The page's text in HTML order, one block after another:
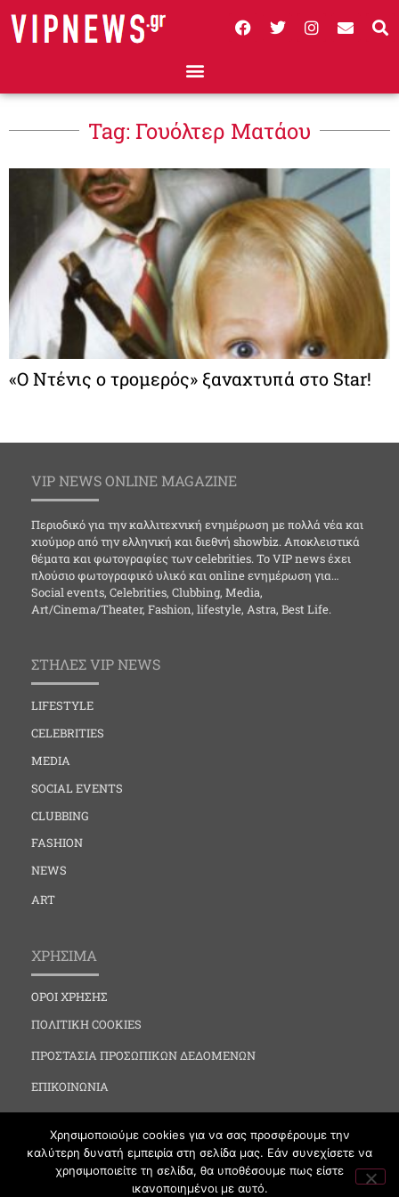
Tag: Γουόλτερ Ματάου
«Ο Ντένις ο τρομερός» ξαναχτυπά στο Star!
VIP NEWS ONLINE MAGAZINE
Περιοδικό για την καλλιτεχνική ενημέρωση με πολλά νέα και
χιούμορ από την ελληνική και διεθνή showbiz. Αποκλειστικά
θέματα και φωτογραφίες των celebrities. Το VIP news έχει
πλούσιο φωτογραφικό υλικό και online ενημέρωση για…
Social events, Celebrities, Clubbing, Media,
Art/Cinema/Theater, Fashion, lifestyle, Astra, Best Life.
ΣΤΗΛΕΣ VIP NEWS
LIFESTYLE
CELEBRITIES
MEDIA
SOCIAL EVENTS
CLUBBING
FASHION
NEWS
ART
ΧΡΗΣΙΜΑ
ΟΡΟΙ ΧΡΗΣΗΣ
ΠΟΛΙΤΙΚΗ COOKIES
ΠΡΟΣΤΑΣΙΑ ΠΡΟΣΩΠΙΚΩΝ ΔΕΔΟΜΕΝΩΝ
ΕΠΙΚΟΙΝΩΝΙΑ
Χρησιμοποιούμε cookies για να σας προσφέρουμε την
καλύτερη δυνατή εμπειρία στη σελίδα μας. Εάν συνεχίσετε να
χρησιμοποιείτε τη σελίδα, θα υποθέσουμε πως είστε
ικανοποιημένοι με αυτό.